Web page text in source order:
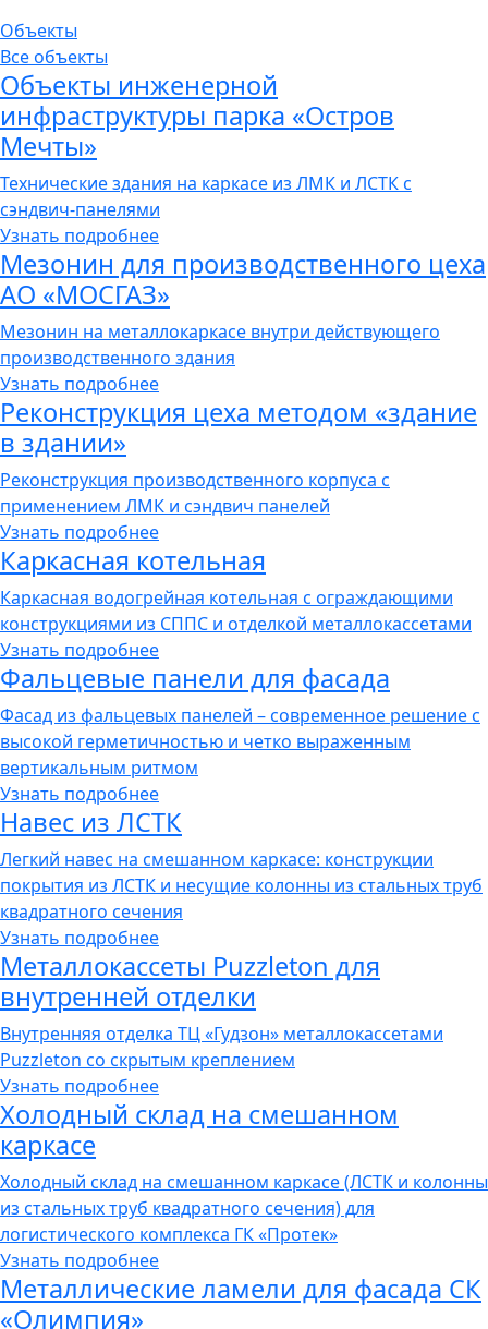
Объекты
Все объекты
Объекты инженерной
инфраструктуры парка «Остров
Мечты»
Технические здания на каркасе из ЛМК и ЛСТК с
сэндвич-панелями
Узнать подробнее
Мезонин для производственного цеха
АО «МОСГАЗ»
Мезонин на металлокаркасе внутри действующего
производственного здания
Узнать подробнее
Реконструкция цеха методом «здание
в здании»
Реконструкция производственного корпуса с
применением ЛМК и сэндвич панелей
Узнать подробнее
Каркасная котельная
Каркасная водогрейная котельная с ограждающими
конструкциями из СППС и отделкой металлокассетами
Узнать подробнее
Фальцевые панели для фасада
Фасад из фальцевых панелей – современное решение с
высокой герметичностью и четко выраженным
вертикальным ритмом
Узнать подробнее
Навес из ЛСТК
Легкий навес на смешанном каркасе: конструкции
покрытия из ЛСТК и несущие колонны из стальных труб
квадратного сечения
Узнать подробнее
Металлокассеты Puzzleton для
внутренней отделки
Внутренняя отделка ТЦ «Гудзон» металлокассетами
Puzzleton со скрытым креплением
Узнать подробнее
Холодный склад на смешанном
каркасе
Холодный склад на смешанном каркасе (ЛСТК и колонны
из стальных труб квадратного сечения) для
логистического комплекса ГК «Протек»
Узнать подробнее
Металлические ламели для фасада СК
«Олимпия»